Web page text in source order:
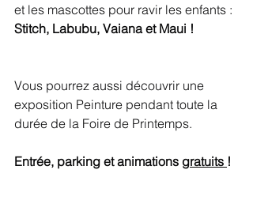
et les mascottes pour ravir les enfants :
Stitch, Labubu, Vaiana et Maui !
Vous pourrez aussi découvrir une
exposition Peinture pendant toute la
durée de la Foire de Printemps.
Entrée, parking et animations gratuits !